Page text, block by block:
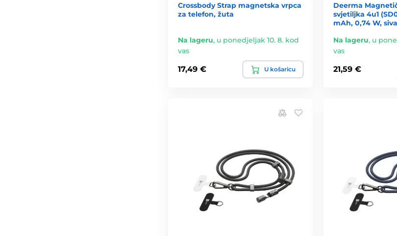
Crossbody Strap magnetska vrpca
za telefon, žuta
Na lageru, u ponedjeljak 10. 8. kod
vas
17,49 € U košaricu
Deerma
svjetiljka 4u1
mAh, 0,74 W, siva
Na lageru, u
vas
21,59 €